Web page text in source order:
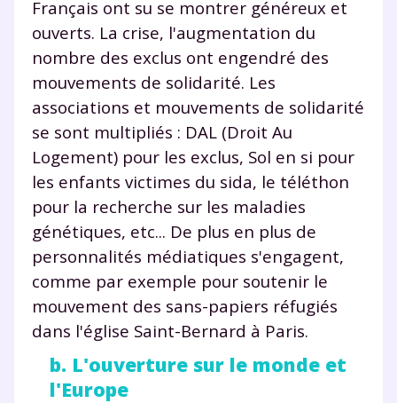
Français ont su se montrer généreux et
ouverts. La crise, l'augmentation du
nombre des exclus ont engendré des
mouvements de solidarité. Les
associations et mouvements de solidarité
se sont multipliés : DAL (Droit Au
Logement) pour les exclus, Sol en si pour
les enfants victimes du sida, le téléthon
pour la recherche sur les maladies
génétiques, etc... De plus en plus de
personnalités médiatiques s'engagent,
comme par exemple pour soutenir le
mouvement des sans-papiers réfugiés
dans l'église Saint-Bernard à Paris.
b. L'ouverture sur le monde et
l'Europe